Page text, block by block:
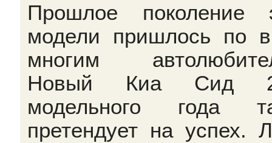
Прошлое поколение
модели пришлось по
многим
Новый Киа Сид
модельного года
претендует на успех.